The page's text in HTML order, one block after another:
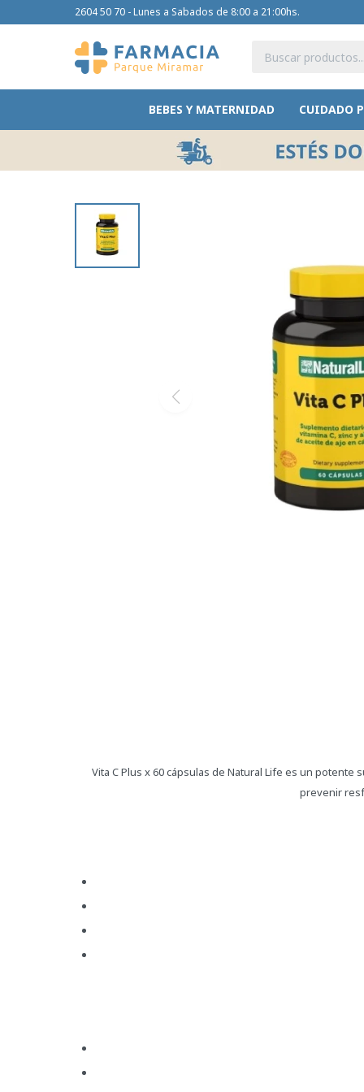
BEBES Y MATERNIDAD CUIDADO
2604 50 70 - Lunes a Sabados de 8:00 a 21:00hs.
Vita C Plus x 60 cápsulas de Natural Life es un
prevenir